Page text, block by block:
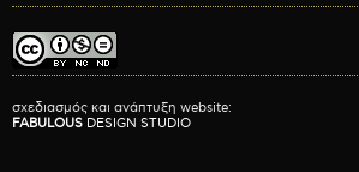
σχεδιασμός και ανάπτυξη website:
FABULOUS DESIGN STUDIO